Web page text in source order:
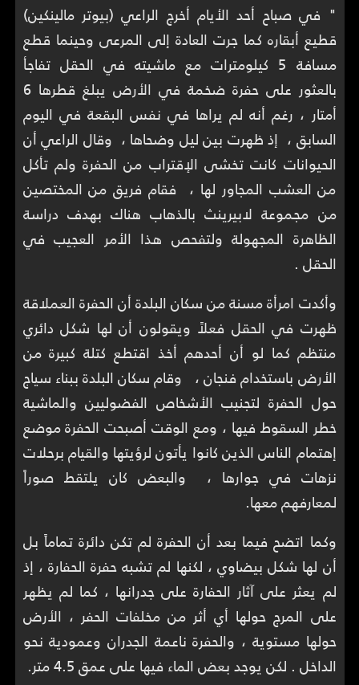
" في صباح أحد الأيام أخرج الراعي (بيوتر مالينكين)
قطيع أبقاره كما جرت العادة إلى المرعى وحينما قطع
مسافة 5 كيلومترات مع ماشيته في الحقل تفاجأ
بالعثور على حفرة ضخمة في الأرض يبلغ قطرها 6
أمتار ، رغم أنه لم يراها في نفس البقعة في اليوم
السابق ، إذ ظهرت بين ليل وضحاها ، وقال الراعي أن
الحيوانات كانت تخشى الإقتراب من الحفرة ولم تأكل
من العشب المجاور لها ، فقام فريق من المختصين
من مجموعة لابيرينث بالذهاب هناك بهدف دراسة
الظاهرة المجهولة ولتفحص هذا الأمر العجيب في
الحقل .
وأكدت امرأة مسنة من سكان البلدة أن الحفرة العملاقة
ظهرت في الحقل فعلاً ويقولون أن لها شكل دائري
منتظم كما لو أن أحدهم أخذ اقتطع كتلة كبيرة من
الأرض باستخدام فنجان ، وقام سكان البلدة ببناء سياج
حول الحفرة لتجنيب الأشخاص الفضوليين والماشية
خطر السقوط فيها ، ومع الوقت أصبحت الحفرة موضع
إهتمام الناس الذين كانوا يأتون لرؤيتها والقيام برحلات
نزهات في جوارها ، والبعض كان يلتقط صوراً
لمعارفهم معها.
وكما اتضح فيما بعد أن الحفرة لم تكن دائرة تماماً بل
أن لها شكل بيضاوي ، لكنها لم تشبه حفرة الحفارة ، إذ
لم يعثر على آثار الحفارة على جدرانها ، كما لم يظهر
على المرج حولها أي أثر من مخلفات الحفر ، الأرض
حولها مستوية ، والحفرة ناعمة الجدران وعمودية نحو
الداخل . لكن يوجد بعض الماء فيها على عمق 4.5 متر.